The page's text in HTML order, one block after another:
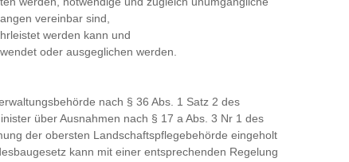
vereinbar sind,
werden kann und
oder ausgeglichen werden.
nach § 36 Abs. 1 Satz 2 des
über Ausnahmen nach § 17 a Abs. 3 Nr 1 des
der obersten Landschaftspflegebehörde eingeholt
kann mit einer entsprechenden Regelung